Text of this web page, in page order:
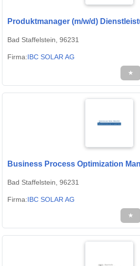
Produktmanager (m/w/d)
Bad Staffelstein, 96231
Firma:IBC SOLAR AG
★
Business Process Optimization
Bad Staffelstein, 96231
Firma:IBC SOLAR AG
★